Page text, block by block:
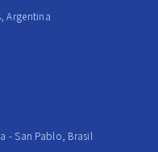
Argentina
- San Pablo, Brasil